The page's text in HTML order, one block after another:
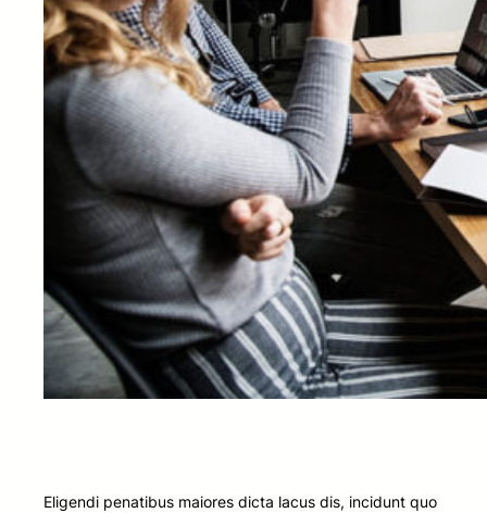
Eligendi penatibus maiores dicta lacus dis, incidunt quo